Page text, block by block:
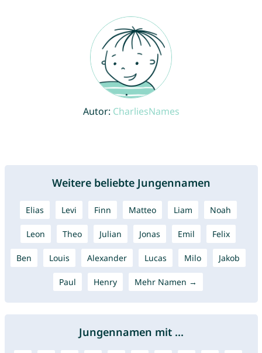
Autor: CharliesNames
Weitere beliebte Jungennamen
Elias Levi Finn Matteo Liam Noah
Leon Theo Julian Jonas Emil Felix
Ben Louis Alexander Lucas Milo Jakob
Paul Henry Mehr Namen →
Jungennamen mit ...